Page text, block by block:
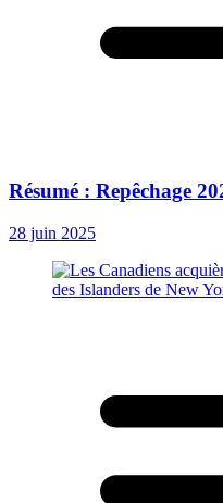
Résumé : Repêchage
28 juin 2025